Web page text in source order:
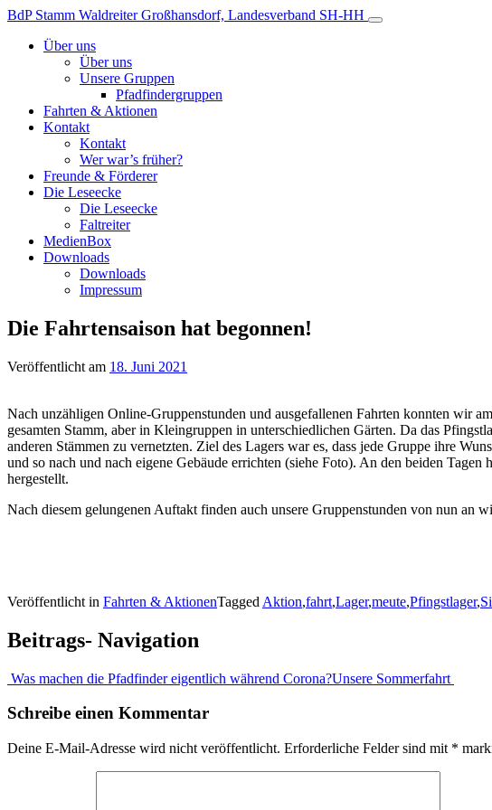
Zum
BdP Stamm Waldreiter Großhansdorf, Landesverband SH-HH
Über uns
Über uns
Unsere Gruppen
Pfadfindergruppen
Fahrten & Aktionen
Kontakt
Kontakt
Wer war’s früher?
Freunde & Förderer
Die Leseecke
Die Leseecke
Faltreiter
MedienBox
Downloads
Downloads
Impressum
Die Fahrtensaison hat begonnen!
Veröffentlicht am 18. Juni 2021
Nach unzähligen Online-Gruppenstunden und ausgefallenen Fahrten konnten wir
gesamten Stamm, aber in Kleingruppen in unterschiedlichen Gärten. Da das
anderen Stämmen zu vernetzten. Ziel des Lagers war es, dass jede Gruppe ihre
und so nach und nach eigene Gebäude errichten (siehe Foto). An den beiden
hergestellt.
Nach diesem gelungenen Auftakt finden auch unsere Gruppenstunden von nun an
Veröffentlicht in Fahrten & AktionenTagged Aktion,fahrt,Lager,meute,Pfingstlager,
Beitrags- Navigation
Was machen die Pfadfinder eigentlich während Corona?Unsere Sommerfahrt
Schreibe einen Kommentar
Deine E-Mail-Adresse wird nicht veröffentlicht. Erforderliche Felder sind mit *